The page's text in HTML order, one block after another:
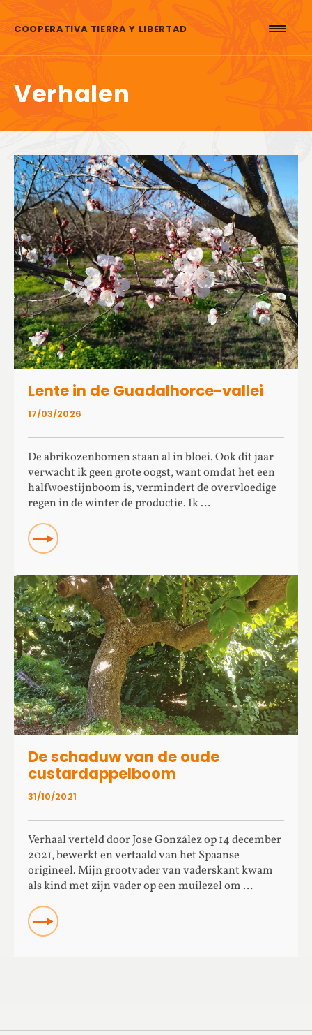
COOPERATIVA TIERRA Y LIBERTAD
Verhalen
17/03/2026
Lente in de Guadalhorce-vallei
De abrikozenbomen staan al in bloei. Ook dit jaar
verwacht ik geen grote oogst, want omdat het een
halfwoestijnboom is, vermindert de overvloedige
regen in de winter de productie. Ik …
Read more about Lente in de Guadalhorce-vallei
31/10/2021
De schaduw van de oude
custardappelboom
Verhaal verteld door Jose González op 14 december
2021, bewerkt en vertaald van het Spaanse
origineel. Mijn grootvader van vaderskant kwam
als kind met zijn vader op een muilezel om …
Read more about De schaduw van de oude
custardappelboom